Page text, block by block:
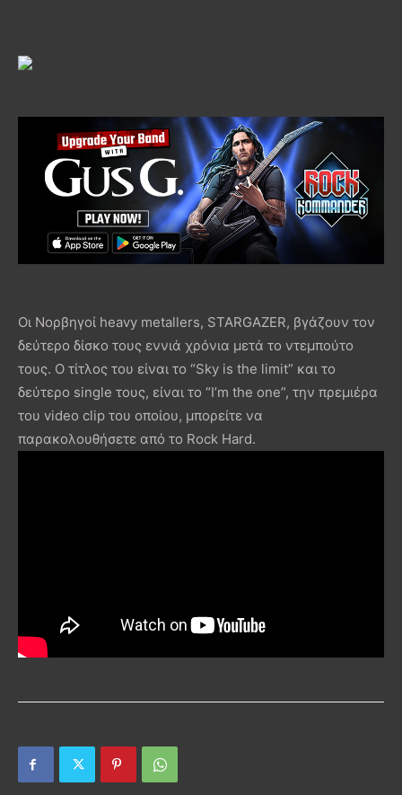
Οι Νορβηγοί heavy metallers, STARGAZER, βγάζουν τον
δεύτερο δίσκο τους εννιά χρόνια μετά το ντεμπούτο
τους. Ο τίτλος του είναι το “Sky is the limit” και το
δεύτερο single τους, είναι το “I’m the one”, την πρεμιέρα
του video clip του οποίου, μπορείτε να
παρακολουθήσετε από το Rock Hard.